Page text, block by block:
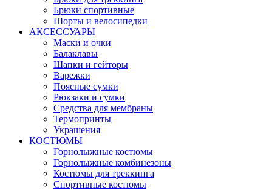
Брюки спортивные
Шорты и велосипедки
АКСЕССУАРЫ
Маски и очки
Балаклавы
Шапки и гейторы
Варежки
Поясные сумки
Рюкзаки и сумки
Средства для мембраны
Термопринты
Украшения
КОСТЮМЫ
Горнолыжные костюмы
Горнолыжные комбинезоны
Костюмы для треккинга
Спортивные костюмы